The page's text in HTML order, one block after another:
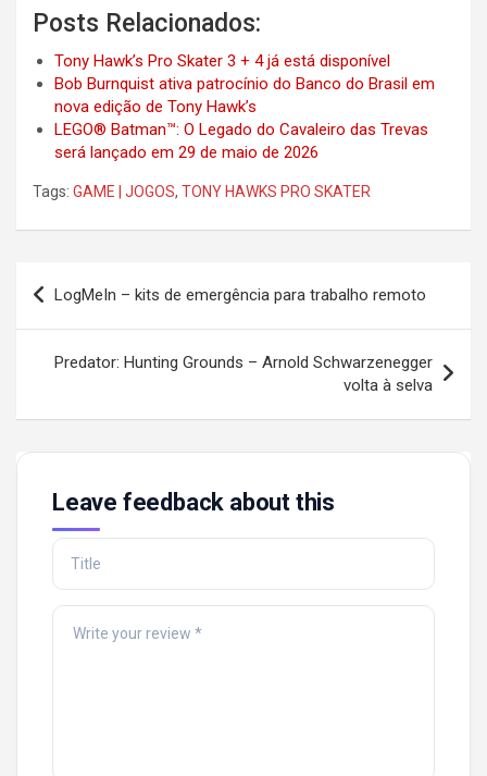
Posts Relacionados:
Tony Hawk’s Pro Skater 3 + 4 já está disponível
Bob Burnquist ativa patrocínio do Banco do Brasil em
nova edição de Tony Hawk’s
LEGO® Batman™: O Legado do Cavaleiro das Trevas
será lançado em 29 de maio de 2026
Tags: GAME | JOGOS, TONY HAWKS PRO SKATER
Post
navigation
LogMeIn – kits de emergência para trabalho remoto
Predator: Hunting Grounds – Arnold Schwarzenegger
volta à selva
Leave feedback about this